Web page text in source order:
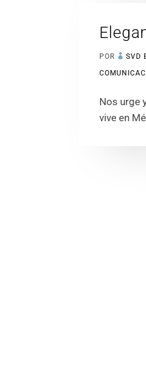
POR SVD
Nos urge
vive en